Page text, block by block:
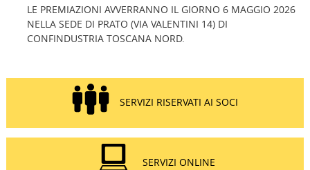
LE PREMIAZIONI AVVERRANNO IL GIORNO 6 MAGGIO 2026
NELLA SEDE DI PRATO (VIA VALENTINI 14) DI
CONFINDUSTRIA TOSCANA NORD.
SERVIZI RISERVATI AI SOCI
SERVIZI ONLINE